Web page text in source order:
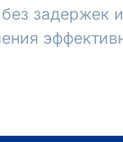
задержек